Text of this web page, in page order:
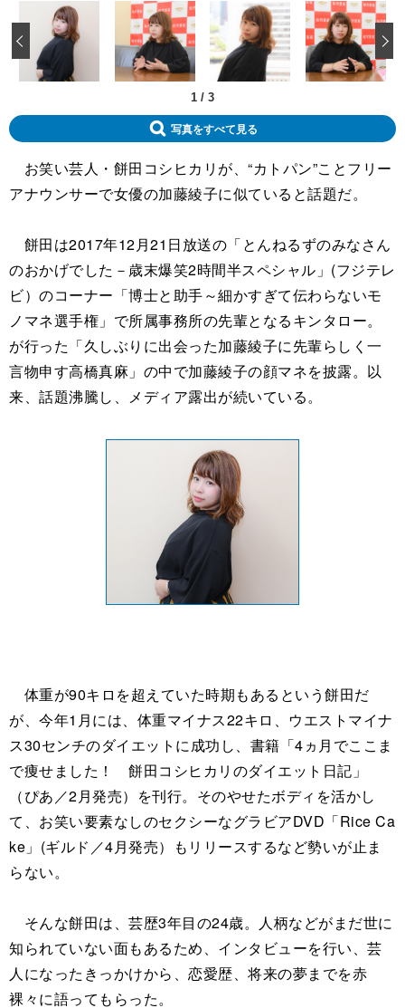
1 / 3
‹
写真をすべて見る
お笑い芸人・餅田コシヒカリが、“カトパン”ことフリー
アナウンサーで女優の加藤綾子に似ていると話題だ。
餅田は2017年12月21日放送の「とんねるずのみなさん
のおかげでした－歳末爆笑2時間半スペシャル」(フジテレ
ビ）のコーナー「博士と助手～細かすぎて伝わらないモ
ノマネ選手権」で所属事務所の先輩となるキンタロー。
が行った「久しぶりに出会った加藤綾子に先輩らしく一
言物申す高橋真麻」の中で加藤綾子の顔マネを披露。以
来、話題沸騰し、メディア露出が続いている。
体重が90キロを超えていた時期もあるという餅田だ
が、今年1月には、体重マイナス22キロ、ウエストマイナ
ス30センチのダイエットに成功し、書籍「4ヵ月でここま
で痩せました！ 餅田コシヒカリのダイエット日記」
（ぴあ／2月発売）を刊行。そのやせたボディを活かし
て、お笑い要素なしのセクシーなグラビアDVD「Rice Ca
ke」(ギルド／4月発売）もリリースするなど勢いが止ま
らない。
そんな餅田は、芸歴3年目の24歳。人柄などがまだ世に
知られていない面もあるため、インタビューを行い、芸
人になったきっかけから、恋愛歴、将来の夢までを赤
裸々に語ってもらった。